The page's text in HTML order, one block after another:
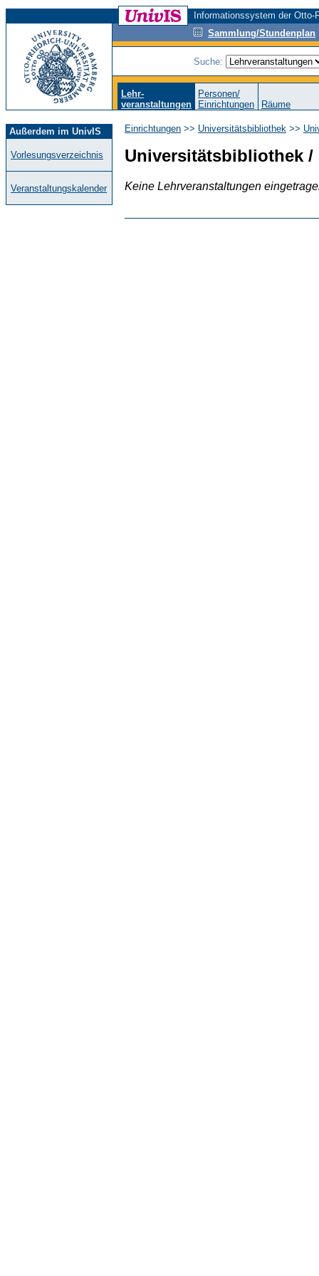
Informationssystem der
Sammlung/Stundenplan
Suche:
Lehr-
veranstaltungen
Personen/
Einrichtungen
Räume
Außerdem im UnivIS
Vorlesungsverzeichnis
Veranstaltungskalender
Einrichtungen >> Universitätsbibliothek >>
Universitätsbibliothek
Keine Lehrveranstaltungen